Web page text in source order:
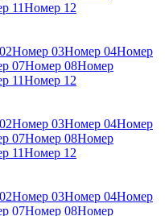
11Номер 12
Номер 03Номер 04Номер
07Номер 08Номер
11Номер 12
Номер 03Номер 04Номер
07Номер 08Номер
11Номер 12
Номер 03Номер 04Номер
07Номер 08Номер